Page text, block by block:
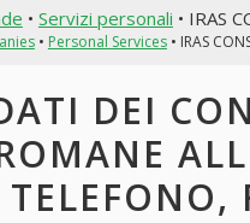
• Servizi personali • IRAS
• Personal Services• IRAS
DEI
TELEFONO,